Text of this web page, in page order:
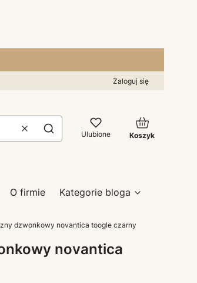
Zaloguj się
WyczyśćSzukaj Ulubione
Produkty w
Koszyk
O firmie Kategorie bloga
dzwonkowy novantica toogle czarny
novantica